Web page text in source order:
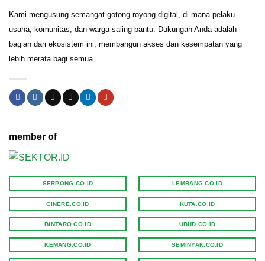
Kami mengusung semangat gotong royong digital, di mana pelaku
usaha, komunitas, dan warga saling bantu. Dukungan Anda adalah
bagian dari ekosistem ini, membangun akses dan kesempatan yang
lebih merata bagi semua.
member of
SERPONG.CO.ID
CINERE.CO.ID
BINTARO.CO.ID
KEMANG.CO.ID
LEMBANG.CO.ID
KUTA.CO.ID
UBUD.CO.ID
SEMINYAK.CO.ID